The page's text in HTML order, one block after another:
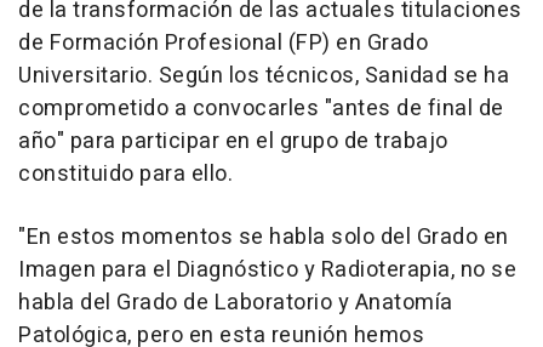
de la transformación de las actuales titulaciones
de Formación Profesional (FP) en Grado
Universitario. Según los técnicos, Sanidad se ha
comprometido a convocarles "antes de final de
año" para participar en el grupo de trabajo
constituido para ello.
"En estos momentos se habla solo del Grado en
Imagen para el Diagnóstico y Radioterapia, no se
habla del Grado de Laboratorio y Anatomía
Patológica, pero en esta reunión hemos